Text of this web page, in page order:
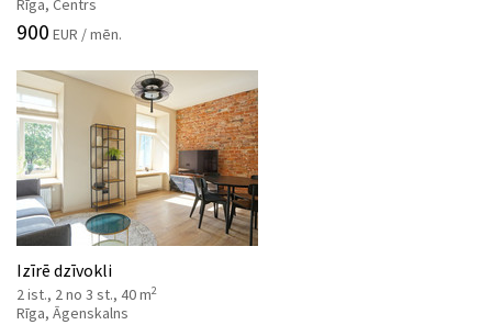
Rīga, Centrs
900 EUR / mēn.
Izīrē dzīvokli
2 ist., 2 no 3 st., 40 m2
Rīga, Āgenskalns